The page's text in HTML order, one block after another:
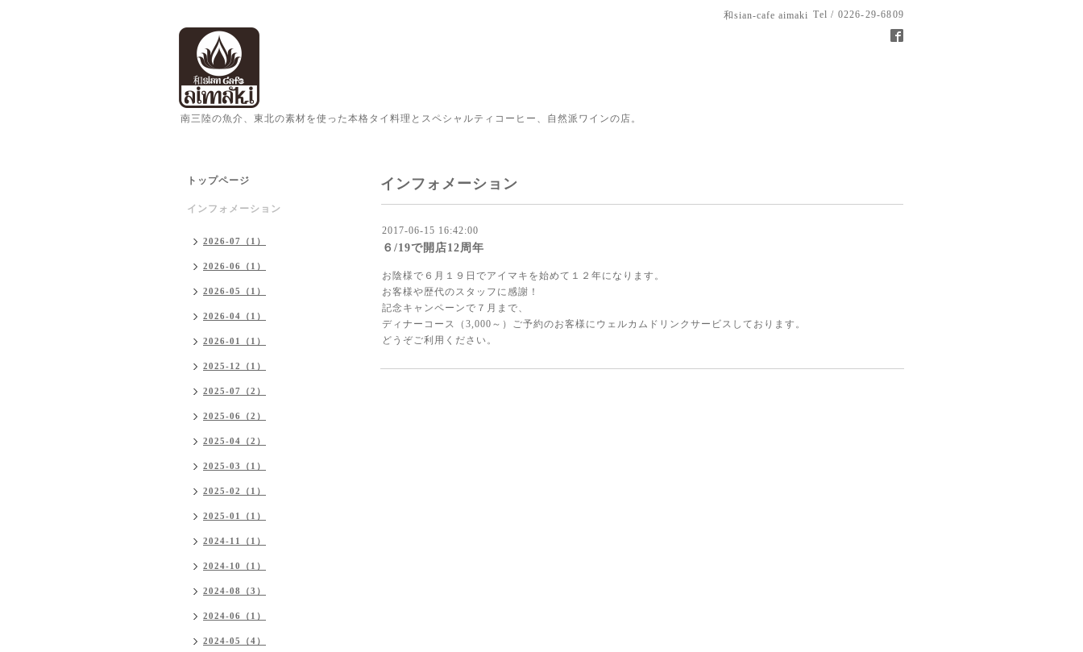
和sian-cafe aimaki Tel / 0226-29-6809
南三陸の魚介、東北の素材を使った本格タイ料理とスペシャルティコーヒー、自然派ワインの店。
インフォメーション
2017-06-15 16:42:00
６/19で開店12周年
お陰様で６月１９日でアイマキを始めて１２年になります。
お客様や歴代のスタッフに感謝！
記念キャンペーンで７月まで、
ディナーコース（3,000～）ご予約のお客様にウェルカムドリンクサービスしております。
どうぞご利用ください。
トップページ
インフォメーション
2026-07（1）
2026-06（1）
2026-05（1）
2026-04（1）
2026-01（1）
2025-12（1）
2025-07（2）
2025-06（2）
2025-04（2）
2025-03（1）
2025-02（1）
2025-01（1）
2024-11（1）
2024-10（1）
2024-08（3）
2024-06（1）
2024-05（4）